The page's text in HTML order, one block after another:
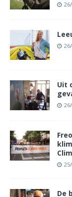
Uit
De